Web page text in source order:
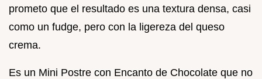
prometo que el resultado es una textura densa, casi
como un fudge, pero con la ligereza del queso
crema.
Es un Mini Postre con Encanto de Chocolate que no